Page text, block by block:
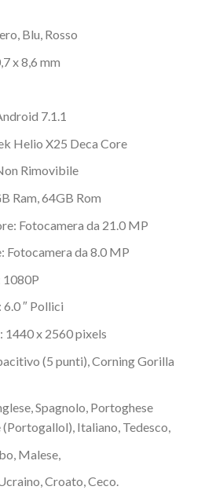
Blu, Rosso
x 8,6 mm
7.1.1
Helio X25 Deca Core
Rimovibile
Ram, 64GB Rom
Fotocamera da 21.0 MP
Fotocamera da 8.0 MP
1080P
″ Pollici
1440 x 2560 pixels
(5 punti), Corning Gorilla
Spagnolo, Portoghese
Italiano, Tedesco,
Malese,
Croato, Ceco.